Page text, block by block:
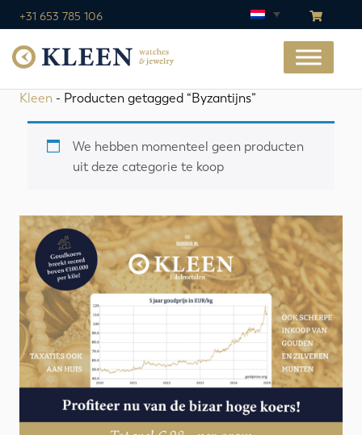
+31 653 785 106
Kleen - Producten getagged “Byzantijns”
We hebben momenteel geen producten
uit deze categorie te koop